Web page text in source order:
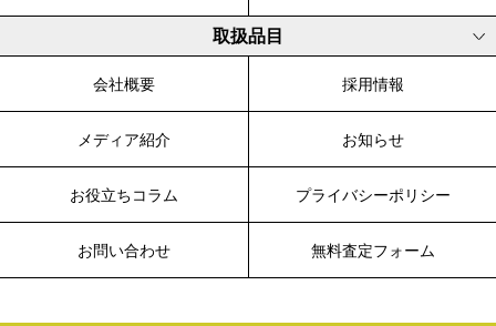
取扱品目
会社概要 採用情報
メディア紹介 お知らせ
お役立ちコラム プライバシーポリシー
お問い合わせ 無料査定フォーム